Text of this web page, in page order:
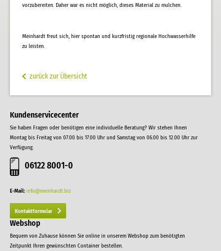
vorzubereiten. Daher war es nicht möglich, dieses Material zu mulchen.
Meinhardt freut sich, hier spontan und kurzfristig regionale Hochwasserhilfe
zu leisten.
zurück zur Übersicht
Kundenservicecenter
Sie haben Fragen oder benötigen eine individuelle Beratung? Wir stehen Ihnen
Montag bis Freitag von 07.00 bis 17.00 Uhr und Samstag von 06.00 bis 12.00 Uhr zur
Verfügung.
06122 8001-0
E-Mail: info@meinhardt.biz
Kontaktformular
Webshop
Bequem von Zuhause können Sie online in unserem Webshop zum benötigten
Zeitpunkt Ihren gewünschten Container bestellen.